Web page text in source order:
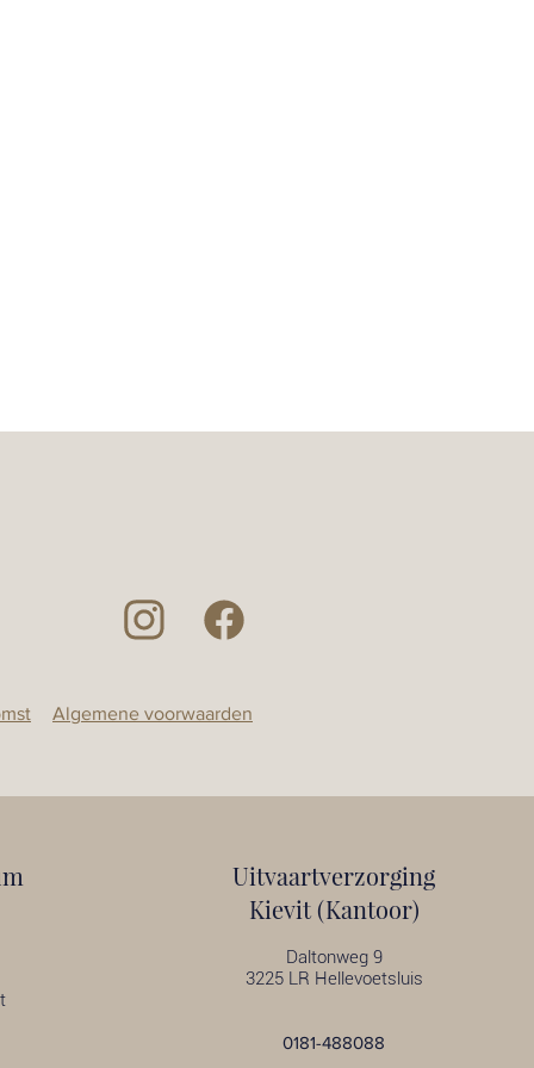
Algemene voorwaarden
Uitvaartverzorging
Kievit (Kantoor)
Daltonweg 9
3225 LR Hellevoetsluis
0181-488088